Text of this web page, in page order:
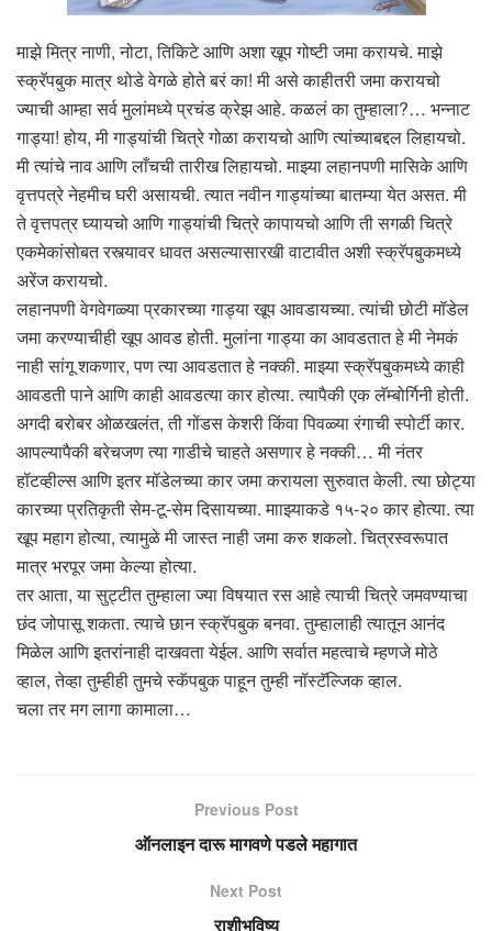
माझे मित्र नाणी, नोटा, तिकिटे आणि अशा खूप गोष्टी जमा करायचे. माझे
स्क्रॅपबुक मात्र थोडे वेगळे होते बरं का! मी असे काहीतरी जमा करायचो
ज्याची आम्हा सर्व मुलांमध्ये प्रचंड क्रेझ आहे. कळलं का तुम्हाला?… भन्नाट
गाड्या! होय, मी गाड्यांची चित्रे गोळा करायचो आणि त्यांच्याबद्दल लिहायचो.
मी त्यांचे नाव आणि लाँचची तारीख लिहायचो. माझ्या लहानपणी मासिके आणि
वृत्तपत्रे नेहमीच घरी असायची. त्यात नवीन गाड्यांच्या बातम्या येत असत. मी
ते वृत्तपत्र घ्यायचो आणि गाड्यांची चित्रे कापायचो आणि ती सगळी चित्रे
एकमेकांसोबत रस्त्यावर धावत असल्यासारखी वाटावीत अशी स्क्रॅपबुकमध्ये
अरेंज करायचो.
लहानपणी वेगवेगळ्या प्रकारच्या गाड्या खूप आवडायच्या. त्यांची छोटी मॉडेल
जमा करण्याचीही खूप आवड होती. मुलांना गाड्या का आवडतात हे मी नेमकं
नाही सांगू शकणार, पण त्या आवडतात हे नक्की. माझ्या स्क्रॅपबुकमध्ये काही
आवडती पाने आणि काही आवडत्या कार होत्या. त्यापैकी एक लॅम्बोर्गिनी होती.
अगदी बरोबर ओळखलंत, ती गोंडस केशरी किंवा पिवळ्या रंगाची स्पोर्टी कार.
आपल्यापैकी बरेचजण त्या गाडीचे चाहते असणार हे नक्की… मी नंतर
हॉटव्हील्स आणि इतर मॉडेलच्या कार जमा करायला सुरुवात केली. त्या छोट्या
कारच्या प्रतिकृती सेम-टू-सेम दिसायच्या. मााझ्याकडे १५-२० कार होत्या. त्या
खूप महाग होत्या, त्यामुळे मी जास्त नाही जमा करु शकलो. चित्रस्वरूपात
मात्र भरपूर जमा केल्या होत्या.
तर आता, या सुट्टीत तुम्हाला ज्या विषयात रस आहे त्याची चित्रे जमवण्याचा
छंद जोपासू शकता. त्याचे छान स्क्रॅपबुक बनवा. तुम्हालाही त्यातून आनंद
मिळेल आणि इतरांनाही दाखवता येईल. आणि सर्वात महत्वाचे म्हणजे मोठे
व्हाल, तेव्हा तुम्हीही तुमचे स्कॅपबुक पाहून तुम्ही नॉस्टॅल्जिक व्हाल.
चला तर मग लागा कामाला…
Previous Post
ऑनलाइन दारू मागवणे पडले महागात
Next Post
राशीभविष्य